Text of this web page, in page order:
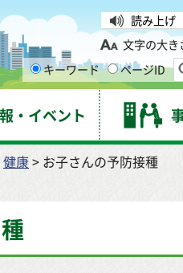
読み上げ
文字の大き
キーワード
ページID
・イベント
健康> お子さんの予防接種